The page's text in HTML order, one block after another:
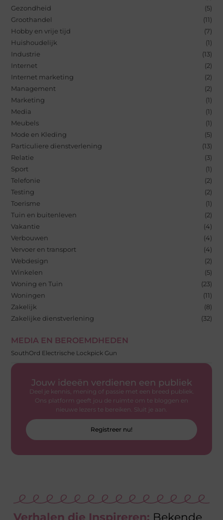
Gezondheid
(5)
Groothandel
(11)
Hobby en vrije tijd
(7)
Huishoudelijk
(1)
Industrie
(13)
Internet
(2)
Internet marketing
(2)
Management
(2)
Marketing
(1)
Media
(1)
Meubels
(1)
Mode en Kleding
(5)
Particuliere dienstverlening
(13)
Relatie
(3)
Sport
(1)
Telefonie
(2)
Testing
(2)
Toerisme
(1)
Tuin en buitenleven
(2)
Vakantie
(4)
Verbouwen
(4)
Vervoer en transport
(4)
Webdesign
(2)
Winkelen
(5)
Woning en Tuin
(23)
Woningen
(11)
Zakelijk
(8)
Zakelijke dienstverlening
(32)
MEDIA EN BEROEMDHEDEN
SouthOrd Electrische Lockpick Gun
Jouw ideeën verdienen een publiek
Deel je kennis, mening of passie met een breed publiek.
Ons platform geeft jou de ruimte om te bloggen en
nieuwe lezers te bereiken. Sluit je aan.
Registreer nu!
Verhalen die Inspireren: Bekende